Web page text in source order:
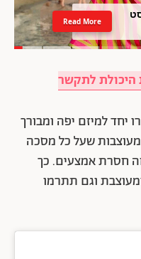
Read More
לתקשר
יחד למיזם יפה ומבורך
שעל כל מסכה
חסרת אמצעים. כך
וגם תתרמו